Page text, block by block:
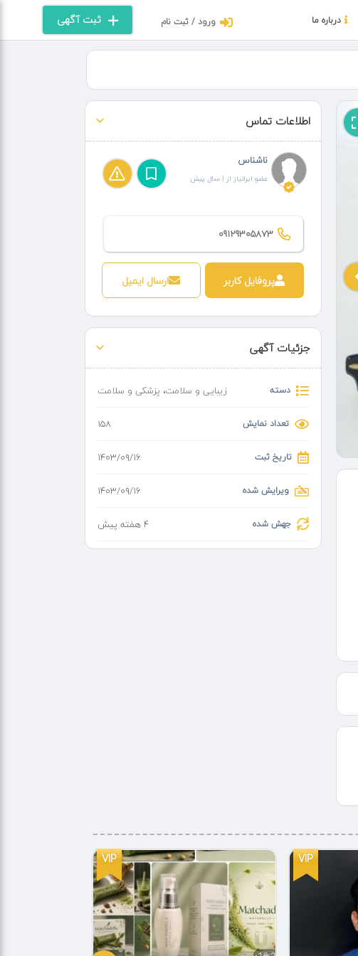
ثبت آگهی ورود / ثبت نام درباره ما
اطلاعات تماس
ناشناس
عضو ایرانیاز از 1 سال پیش
09129305873
پروفایل کاربر ارسال ایمیل
جزئیات آگهی
دسته زیبایی و سلامت، پزشکی و سلامت
تعداد نمایش 158
تاریخ ثبت ۱۴۰۳/۰۹/۱۶
ویرایش شده ۱۴۰۳/۰۹/۱۶
جهش شده 4 هفته پیش
VIP VIP